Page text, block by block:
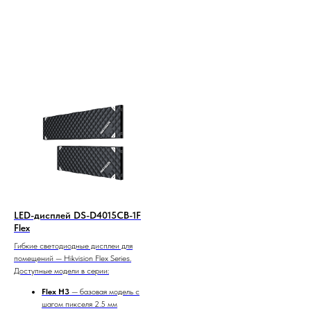
LED-дисплей DS-D4015CB-1F
Flex
Гибкие светодиодные дисплеи для
помещений — Hikvision Flex Series.
Доступные модели в серии:
Flex H3 — базовая модель с
шагом пикселя 2.5 мм